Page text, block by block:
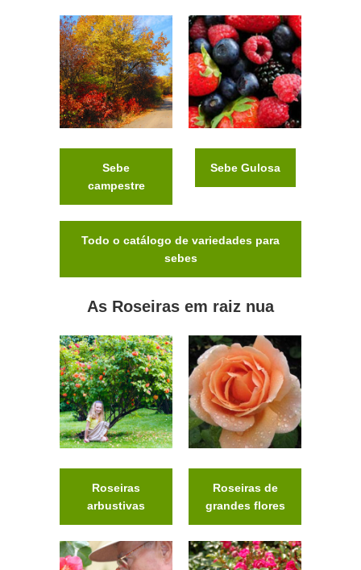
Sebe
campestre
Sebe Gulosa
Todo o catálogo de variedades para
sebes
As Roseiras em raiz nua
Roseiras
arbustivas
Roseiras de
grandes flores